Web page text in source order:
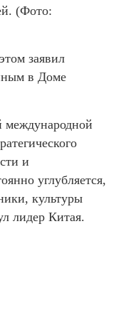
(Фото:
заявил
в Доме
международной
и
углубляется,
культуры
лидер Китая.